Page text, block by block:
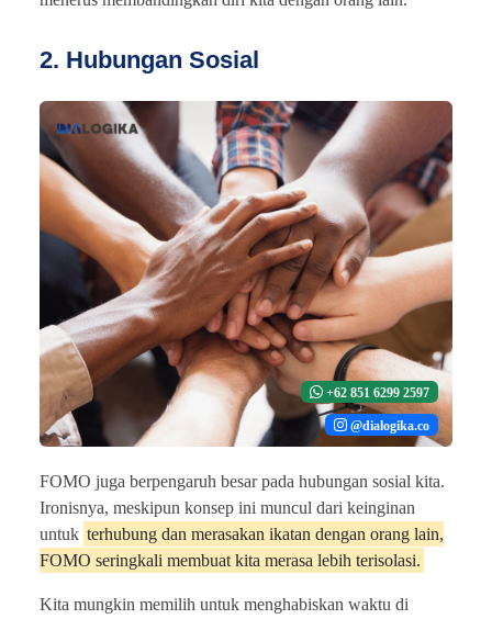
2. Hubungan Sosial
+62 851 6299 2597
@dialogika.co
FOMO juga berpengaruh besar pada hubungan sosial kita.
Ironisnya, meskipun konsep ini muncul dari keinginan
untuk terhubung dan merasakan ikatan dengan orang lain,
FOMO seringkali membuat kita merasa lebih terisolasi.
Kita mungkin memilih untuk menghabiskan waktu di